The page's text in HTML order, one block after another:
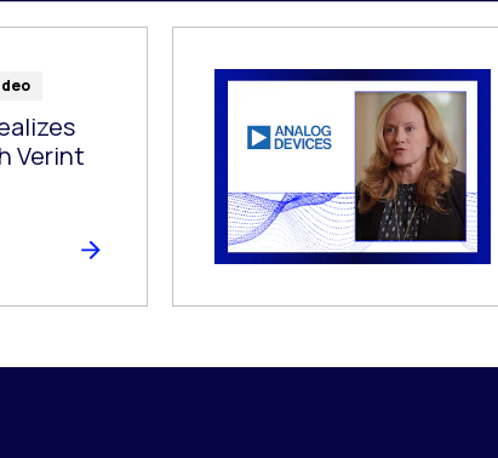
Verint